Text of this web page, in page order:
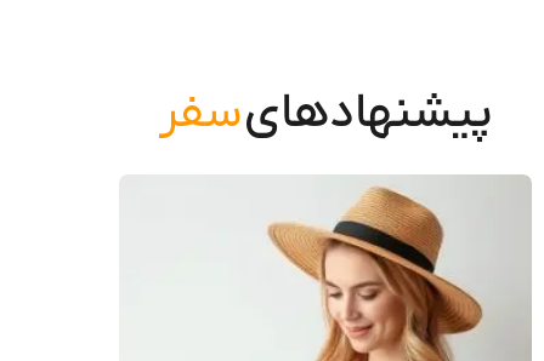
پیشنهادهایسفر